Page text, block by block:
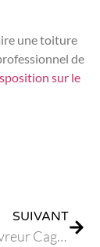
une toiture
de
sur le
SUIVANT
Artisan Couvreur Cagnes-sur-Mer